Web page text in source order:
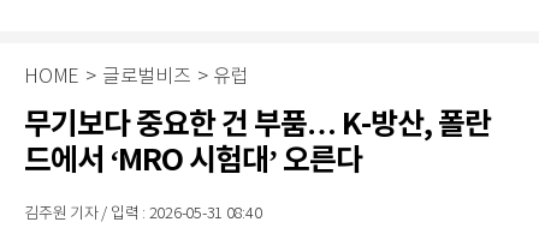
HOME > 글로벌비즈 > 유럽
무기보다 중요한 건 부품… K-방산, 폴란
드에서 ‘MRO 시험대’ 오른다
김주원 기자 / 입력 : 2026-05-31 08:40